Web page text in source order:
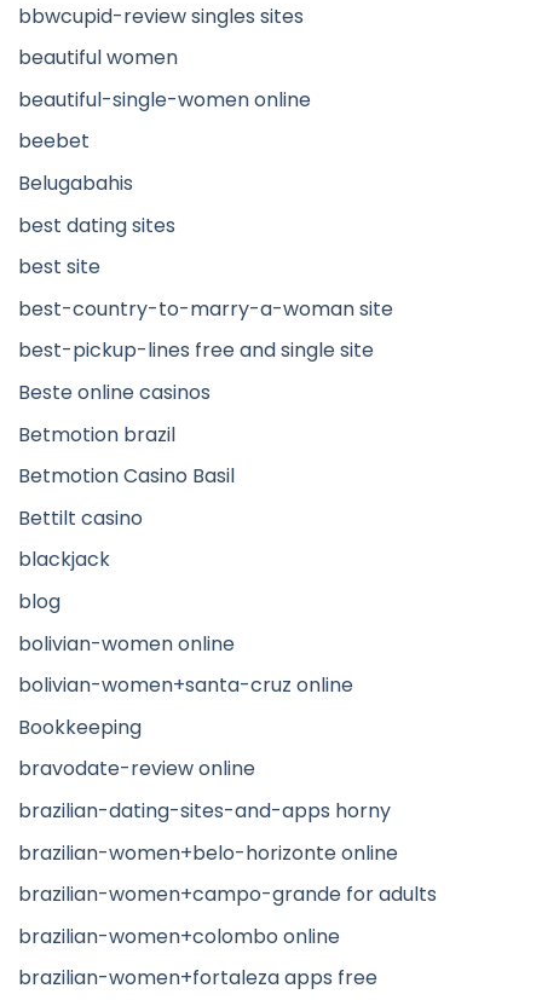
bbwcupid-review singles sites
beautiful women
beautiful-single-women online
beebet
Belugabahis
best dating sites
best site
best-country-to-marry-a-woman site
best-pickup-lines free and single site
Beste online casinos
Betmotion brazil
Betmotion Casino Basil
Bettilt casino
blackjack
blog
bolivian-women online
bolivian-women+santa-cruz online
Bookkeeping
bravodate-review online
brazilian-dating-sites-and-apps horny
brazilian-women+belo-horizonte online
brazilian-women+campo-grande for adults
brazilian-women+colombo online
brazilian-women+fortaleza apps free